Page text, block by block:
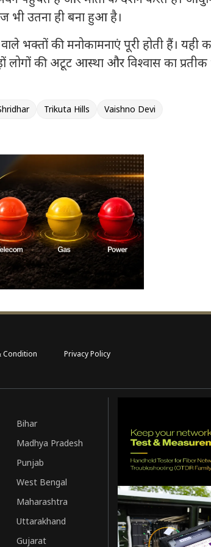
भी उतना ही बना हुआ है।
भक्तों की मनोकामनाएं पूरी होती हैं। यही
लोगों की अटूट आस्था और विश्वास का प्रतीक
Trikuta Hills
Vaishno Devi
Condition Privacy Policy
Bihar
Madhya Pradesh
Punjab
West Bengal
Maharashtra
Uttarakhand
Gujarat